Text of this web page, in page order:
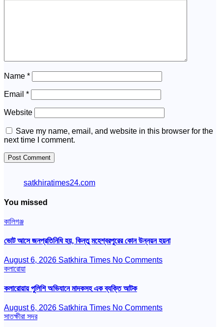
Name *
Email *
Website
Save my name, email, and website in this browser for the
next time I comment.
satkhiratimes24.com
You missed
কালিগঞ্জ
ভোট আসে জনপ্রতিনিধি হয়, কিন্তু মহেশ্বরপুরের কোন উন্নয়ন হয়না
August 6, 2026 Satkhira Times No Comments
কলারোয়া
কলারোয়ায় পুলিশি অভিযানে মাদকসহ এক ব্যক্তি আটক
August 6, 2026 Satkhira Times No Comments
সাতক্ষীরা সদর